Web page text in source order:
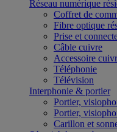
Réseau numérique
Coffret de
Fibre optique
Prise et
Câble cuivre
Accessoire
Téléphonie
Télévision
Interphonie & portier
Portier,
Portier,
Carillon et